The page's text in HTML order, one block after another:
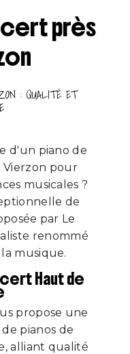
près
: QUALITÉ ET
d'un piano de
pour
musicales ?
de
par Le
renommé
musique.
Haut de
propose une
pianos de
alliant qualité